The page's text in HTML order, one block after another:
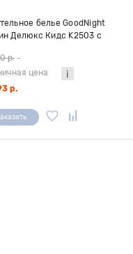
белье GoodNight
Делюкс Кидс K2503 с
р. -
цена
р.